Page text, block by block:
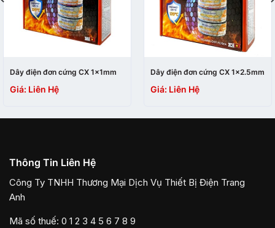
Dây điện đơn cứng CX 1×1mm
Giá: Liên Hệ
Dây điện đơn cứng CX 1×2.5mm
Giá: Liên Hệ
Thông Tin Liên Hệ
Công Ty TNHH Thương Mại Dịch Vụ Thiết Bị Điện Trang
Anh
Mã số thuế: 0 1 2 3 4 5 6 7 8 9